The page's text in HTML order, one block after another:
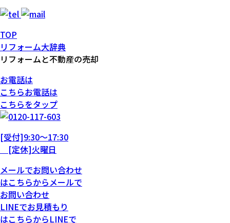
TOP
リフォーム大辞典
リフォームと不動産の売却
お電話は
こちらお電話は
こちらをタップ
[受付]9:30～17:30
[定休]火曜日
メールでお問い合わせ
はこちらからメールで
お問い合わせ
LINEでお見積もり
はこちらからLINEで